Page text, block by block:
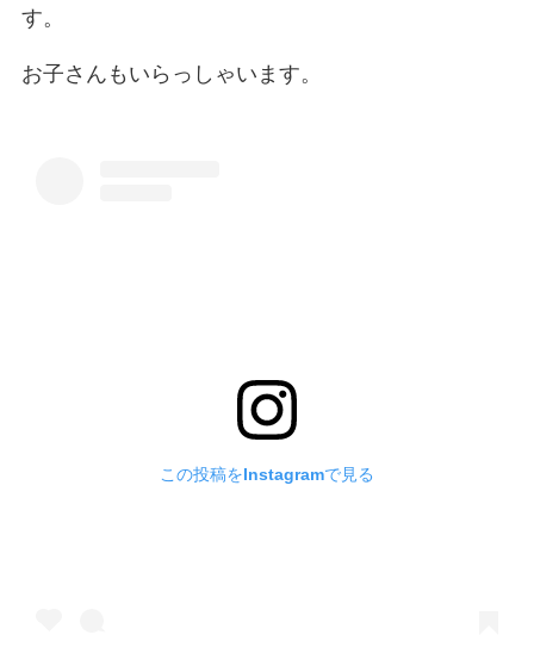
す。
お子さんもいらっしゃいます。
この投稿をInstagramで見る